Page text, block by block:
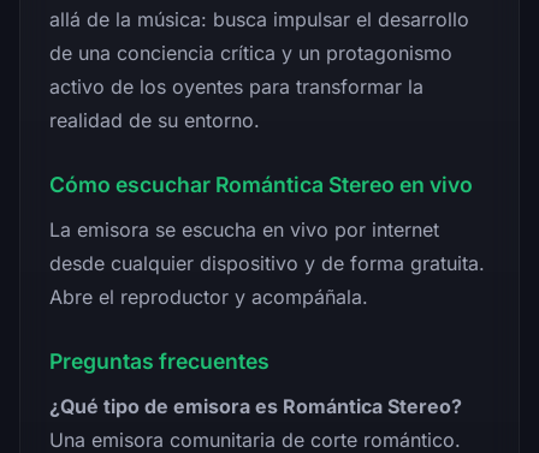
allá de la música: busca impulsar el desarrollo
de una conciencia crítica y un protagonismo
activo de los oyentes para transformar la
realidad de su entorno.
Cómo escuchar Romántica Stereo en vivo
La emisora se escucha en vivo por internet
desde cualquier dispositivo y de forma gratuita.
Abre el reproductor y acompáñala.
Preguntas frecuentes
¿Qué tipo de emisora es Romántica Stereo?
Una emisora comunitaria de corte romántico.